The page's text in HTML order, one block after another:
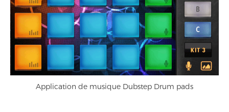
Application de musique Dubstep Drum pads